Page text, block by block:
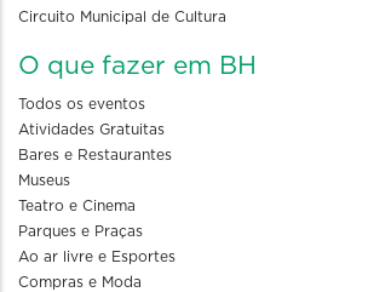
Circuito Municipal de Cultura
O que fazer em BH
Todos os eventos
Atividades Gratuitas
Bares e Restaurantes
Museus
Teatro e Cinema
Parques e Praças
Ao ar livre e Esportes
Compras e Moda